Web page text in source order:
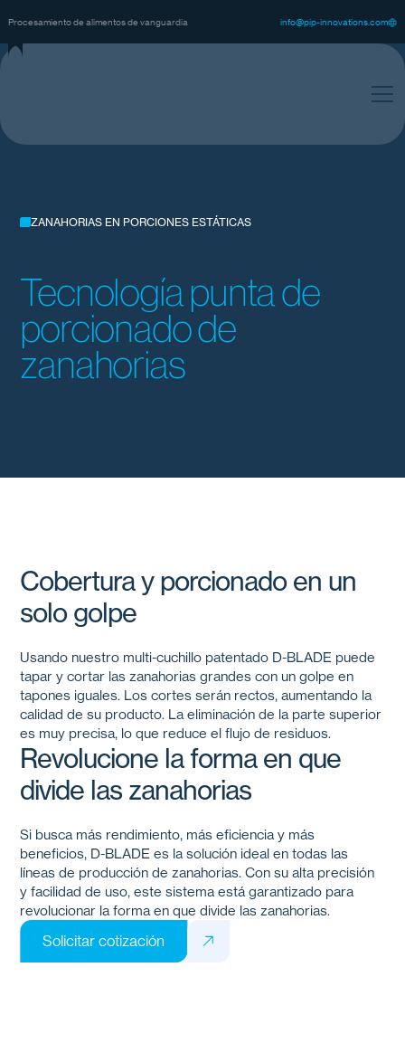
Procesamiento de alimentos de vanguardia info@pip-innovations.com
ZANAHORIAS EN PORCIONES ESTÁTICAS
Tecnología punta de
porcionado de
zanahorias
Cobertura y porcionado en un
solo golpe
Usando nuestro multi-cuchillo patentado D-BLADE puede
tapar y cortar las zanahorias grandes con un golpe en
tapones iguales. Los cortes serán rectos, aumentando la
calidad de su producto. La eliminación de la parte superior
es muy precisa, lo que reduce el flujo de residuos.
Revolucione la forma en que
divide las zanahorias
Si busca más rendimiento, más eficiencia y más
beneficios, D-BLADE es la solución ideal en todas las
líneas de producción de zanahorias. Con su alta precisión
y facilidad de uso, este sistema está garantizado para
revolucionar la forma en que divide las zanahorias.
Solicitar cotización